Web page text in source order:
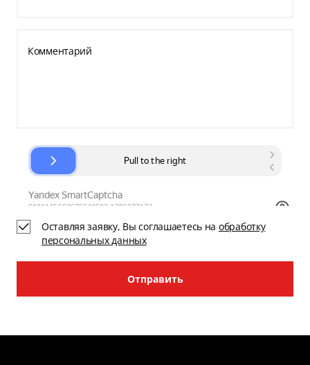
Комментарий
Отправить
Оставляя заявку, Вы соглашаетесь на обработку
персональных данных